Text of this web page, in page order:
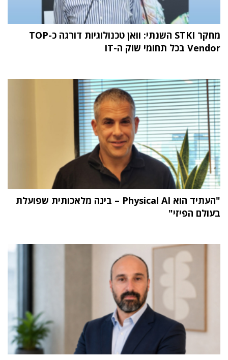
מחקר STKI השנתי: וואן טכנולוגיות דורגה כ-TOP
Vendor בכל תחומי שוק ה-IT
"העתיד הוא Physical AI – בינה מלאכותית שפועלת
בעולם הפיזי"